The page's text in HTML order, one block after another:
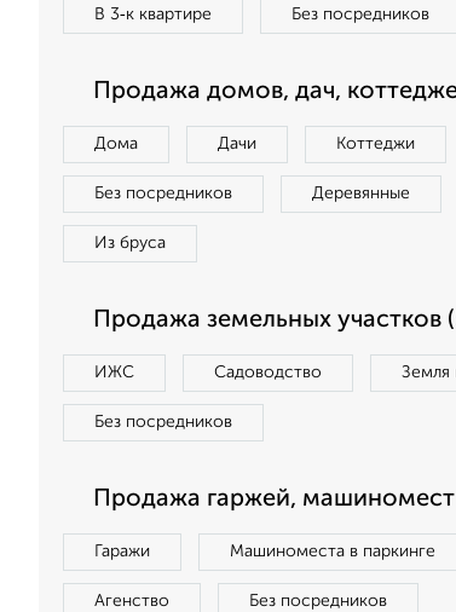
В 3‑к квартире Без посредников
Продажа домов, дач,
Дома Дачи Коттеджи
Без посредников Деревянные
Из бруса
Продажа земельных участков
ИЖС Садоводство Земля
Без посредников
Продажа гаржей, машиномест
Гаражи Машиноместа в паркинге
Агенство Без посредников